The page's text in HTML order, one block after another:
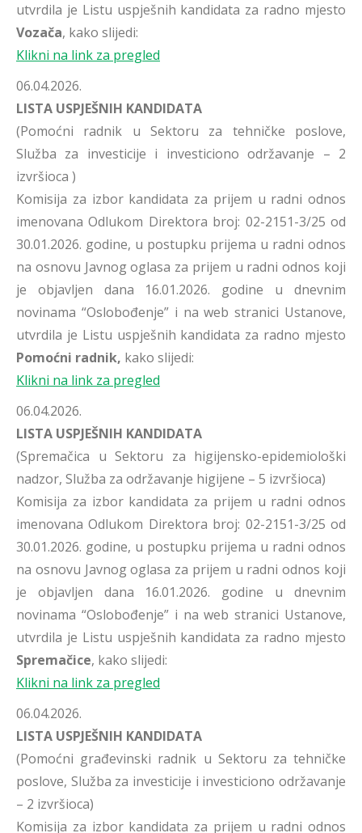
utvrdila je Listu uspješnih kandidata za radno mjesto
Vozača, kako slijedi:
Klikni na link za pregled
06.04.2026.
LISTA USPJEŠNIH KANDIDATA
(Pomoćni radnik u Sektoru za tehničke poslove,
Služba za investicije i investiciono održavanje – 2
izvršioca )
Komisija za izbor kandidata za prijem u radni odnos
imenovana Odlukom Direktora broj: 02-2151-3/25 od
30.01.2026. godine, u postupku prijema u radni odnos
na osnovu Javnog oglasa za prijem u radni odnos koji
je objavljen dana 16.01.2026. godine u dnevnim
novinama “Oslobođenje” i na web stranici Ustanove,
utvrdila je Listu uspješnih kandidata za radno mjesto
Pomoćni radnik, kako slijedi:
Klikni na link za pregled
06.04.2026.
LISTA USPJEŠNIH KANDIDATA
(Spremačica u Sektoru za higijensko-epidemiološki
nadzor, Služba za održavanje higijene – 5 izvršioca)
Komisija za izbor kandidata za prijem u radni odnos
imenovana Odlukom Direktora broj: 02-2151-3/25 od
30.01.2026. godine, u postupku prijema u radni odnos
na osnovu Javnog oglasa za prijem u radni odnos koji
je objavljen dana 16.01.2026. godine u dnevnim
novinama “Oslobođenje” i na web stranici Ustanove,
utvrdila je Listu uspješnih kandidata za radno mjesto
Spremačice, kako slijedi:
Klikni na link za pregled
06.04.2026.
LISTA USPJEŠNIH KANDIDATA
(Pomoćni građevinski radnik u Sektoru za tehničke
poslove, Služba za investicije i investiciono održavanje
– 2 izvršioca)
Komisija za izbor kandidata za prijem u radni odnos